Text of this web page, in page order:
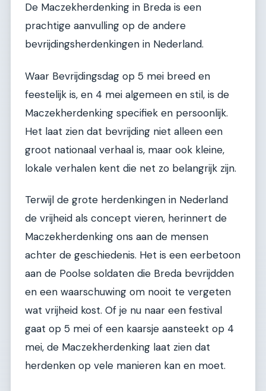
De Maczekherdenking in Breda is een
prachtige aanvulling op de andere
bevrijdingsherdenkingen in Nederland.
Waar Bevrijdingsdag op 5 mei breed en
feestelijk is, en 4 mei algemeen en stil, is de
Maczekherdenking specifiek en persoonlijk.
Het laat zien dat bevrijding niet alleen een
groot nationaal verhaal is, maar ook kleine,
lokale verhalen kent die net zo belangrijk zijn.
Terwijl de grote herdenkingen in Nederland
de vrijheid als concept vieren, herinnert de
Maczekherdenking ons aan de mensen
achter de geschiedenis. Het is een eerbetoon
aan de Poolse soldaten die Breda bevrijdden
en een waarschuwing om nooit te vergeten
wat vrijheid kost. Of je nu naar een festival
gaat op 5 mei of een kaarsje aansteekt op 4
mei, de Maczekherdenking laat zien dat
herdenken op vele manieren kan en moet.